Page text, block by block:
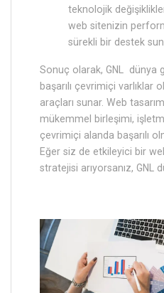
teknolojik
web sitenizin
sürekli bir destek
Sonuç olarak, GNL dünya
başarılı çevrimiçi varlıklar
araçları sunar. Web tasarım
mükemmel birleşimi,
çevrimiçi alanda başarılı
Eğer siz de etkileyici bir
stratejisi arıyorsanız, GNL